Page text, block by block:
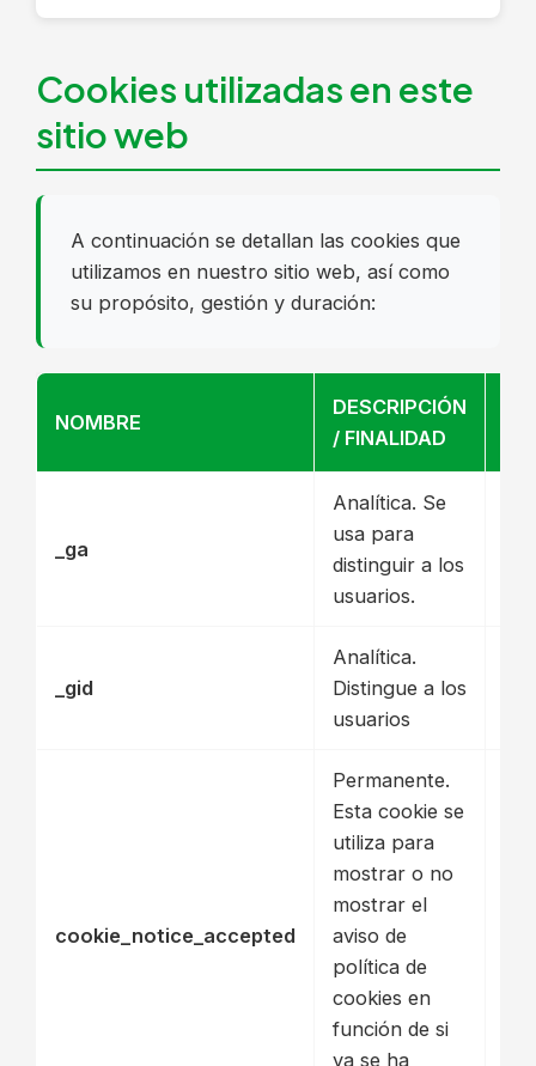
Cookies utilizadas en este
sitio web
A continuación se detallan las cookies que
utilizamos en nuestro sitio web, así como
su propósito, gestión y duración:
NOMBRE
DESCRIPCIÓN
/ FINALIDAD
_ga
Analítica. Se
usa para
distinguir a los
usuarios.
_gid
Analítica.
Distingue a los
usuarios
cookie_notice_accepted
Permanente.
Esta cookie se
utiliza para
mostrar o no
mostrar el
aviso de
política de
cookies en
función de si
ya se ha